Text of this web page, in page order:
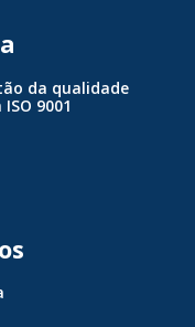
da qualidade
9001